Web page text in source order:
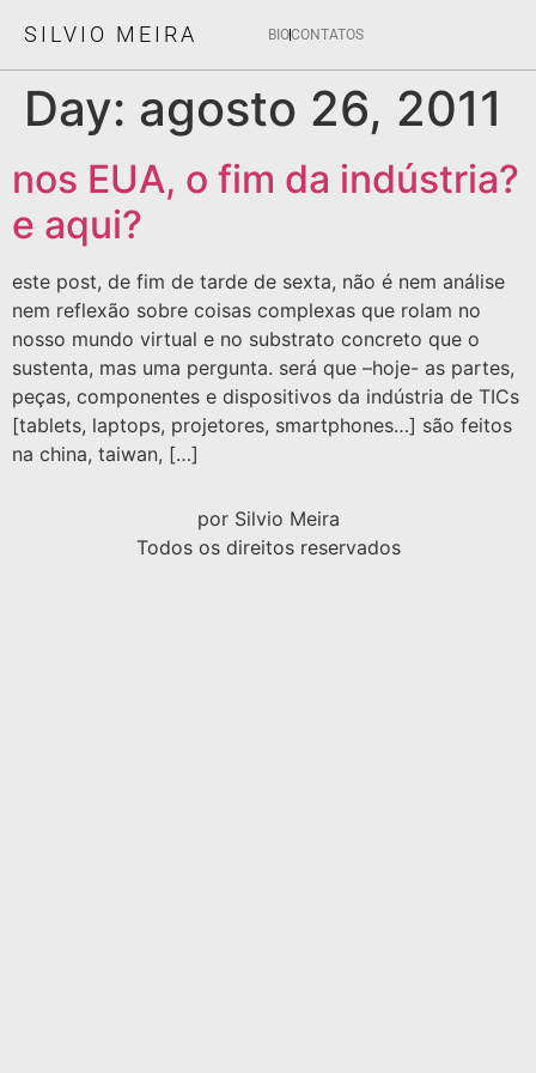
SILVIO MEIRA BIOCONTATOS
Day: agosto 26, 2011
nos EUA, o fim da indústria?
e aqui?
este post, de fim de tarde de sexta, não é nem análise
nem reflexão sobre coisas complexas que rolam no
nosso mundo virtual e no substrato concreto que o
sustenta, mas uma pergunta. será que –hoje- as partes,
peças, componentes e dispositivos da indústria de TICs
[tablets, laptops, projetores, smartphones…] são feitos
na china, taiwan, […]
por Silvio Meira
Todos os direitos reservados